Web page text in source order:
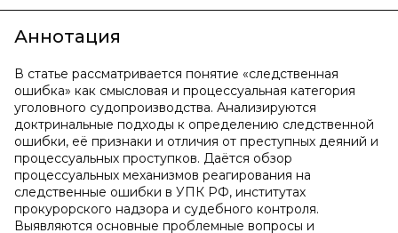
Аннотация
В статье рассматривается понятие «следственная
ошибка» как смысловая и процессуальная категория
уголовного судопроизводства. Анализируются
доктринальные подходы к определению следственной
ошибки, её признаки и отличия от преступных деяний и
процессуальных проступков. Даётся обзор
процессуальных механизмов реагирования на
следственные ошибки в УПК РФ, институтах
прокурорского надзора и судебного контроля.
Выявляются основные проблемные вопросы и